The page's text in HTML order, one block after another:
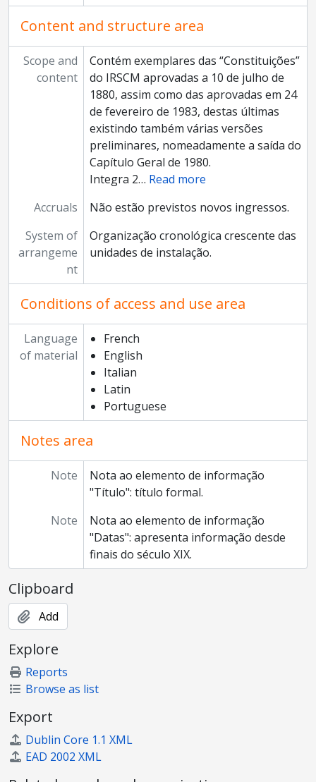
Content and structure area
Scope and
content
Contém exemplares das “Constituições”
do IRSCM aprovadas a 10 de julho de
1880, assim como das aprovadas em 24
de fevereiro de 1983, destas últimas
existindo também várias versões
preliminares, nomeadamente a saída do
Capítulo Geral de 1980.
Integra 2… Read more
Accruals
Não estão previstos novos ingressos.
System of
arrangeme
nt
Organização cronológica crescente das
unidades de instalação.
Conditions of access and use area
Language
of material
French
English
Italian
Latin
Portuguese
Notes area
Note
Nota ao elemento de informação
"Título": título formal.
Note
Nota ao elemento de informação
"Datas": apresenta informação desde
finais do século XIX.
Clipboard
Add
Explore
Reports
Browse as list
Export
Dublin Core 1.1 XML
EAD 2002 XML